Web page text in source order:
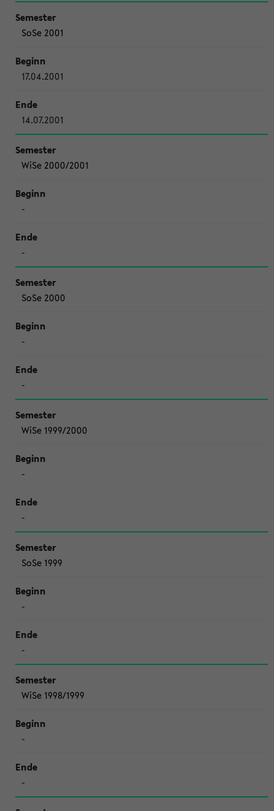
SoSe 2001
17.04.2001
14.07.2001
WiSe 2000/2001
-
-
SoSe 2000
-
-
WiSe 1999/2000
-
-
SoSe 1999
-
-
WiSe 1998/1999
-
-